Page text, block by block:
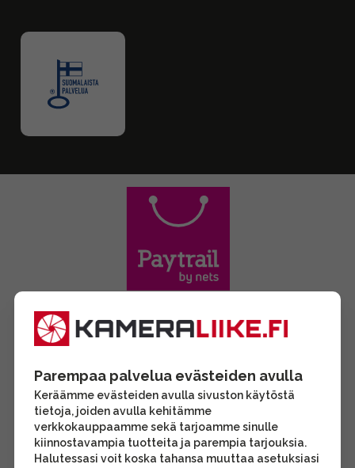
Parempaa palvelua evästeiden avulla
Keräämme evästeiden avulla sivuston käytöstä
tietoja, joiden avulla kehitämme
verkkokauppaamme sekä tarjoamme sinulle
kiinnostavampia tuotteita ja parempia tarjouksia.
Halutessasi voit koska tahansa muuttaa asetuksiasi